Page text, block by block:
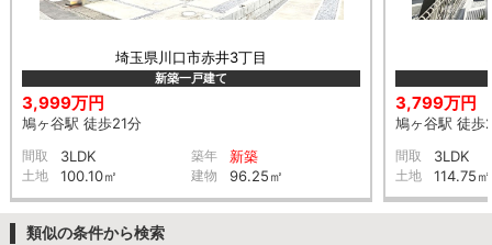
埼玉県川口市赤井3丁目
新築一戸建て
3,999万円
鳩ヶ谷駅 徒歩21分
間取 3LDK 築年 新築
土地 100.10㎡ 建物 96.25㎡
3,799万円
鳩ヶ谷駅 徒歩
間取 3LDK
土地 114.75㎡
類似の条件から検索